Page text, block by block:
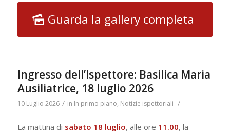
Guarda la gallery completa
Ingresso dell’Ispettore: Basilica Maria
Ausiliatrice, 18 luglio 2026
10 Luglio 2026 / in In primo piano, Notizie ispettoriali /
La mattina di sabato 18 luglio, alle ore 11.00, la